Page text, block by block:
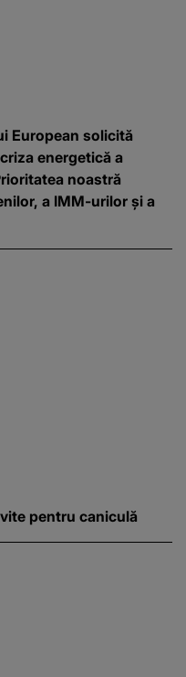
European solicită
energetică a
noastră
a IMM-urilor și a
pentru caniculă